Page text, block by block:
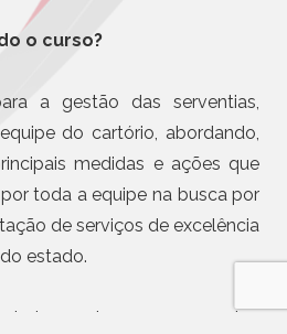
o curso?
a gestão das serventias,
do cartório, abordando,
medidas e ações que
toda a equipe na busca por
de serviços de excelência
estado.
com exemplos